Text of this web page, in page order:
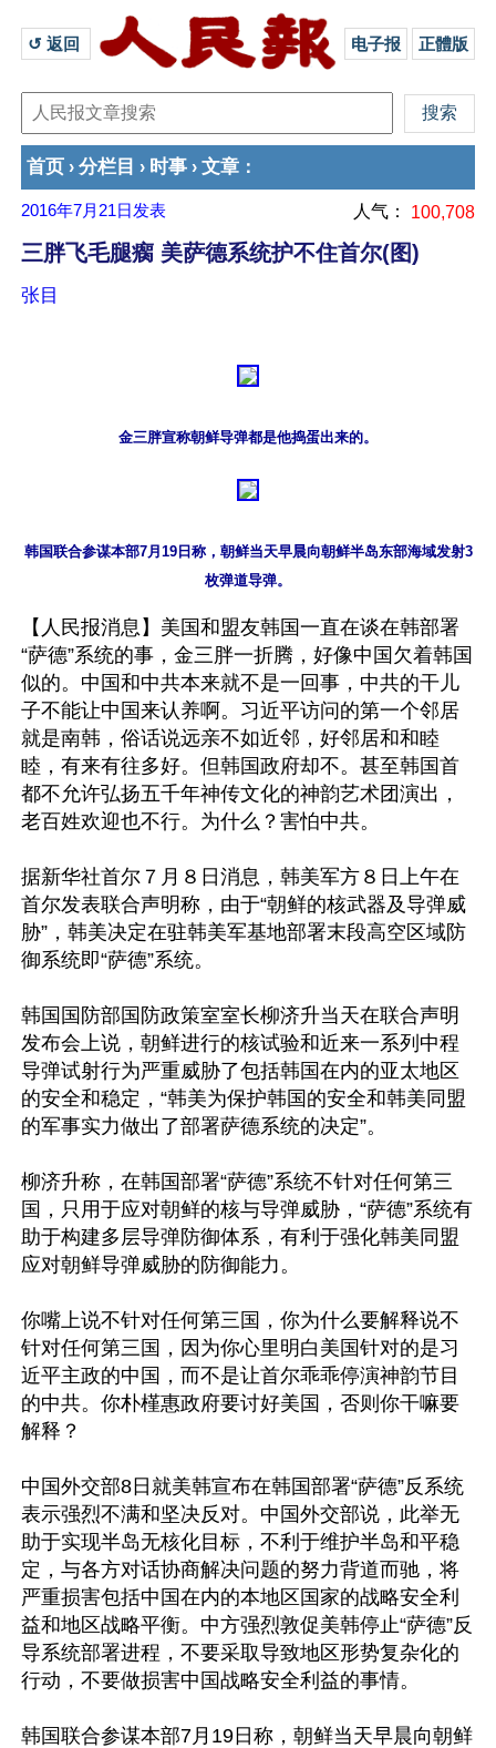
↺ 返回 电子报 正體版
首页 › 分栏目 › 时事 › 文章 ：
2016年7月21日 发表 人气： 100,708
三胖飞毛腿瘸 美萨德系统护不住首尔(图)
张目
金三胖宣称朝鲜导弹都是他捣蛋出来的。
韩国联合参谋本部7月19日称，朝鲜当天早晨向朝鲜半岛东部海域发射3
枚弹道导弹。
【人民报消息】美国和盟友韩国一直在谈在韩部署
“萨德”系统的事，金三胖一折腾，好像中国欠着韩国
似的。中国和中共本来就不是一回事，中共的干儿
子不能让中国来认养啊。习近平访问的第一个邻居
就是南韩，俗话说远亲不如近邻，好邻居和和睦
睦，有来有往多好。但韩国政府却不。甚至韩国首
都不允许弘扬五千年神传文化的神韵艺术团演出，
老百姓欢迎也不行。为什么？害怕中共。
据新华社首尔７月８日消息，韩美军方８日上午在
首尔发表联合声明称，由于“朝鲜的核武器及导弹威
胁”，韩美决定在驻韩美军基地部署末段高空区域防
御系统即“萨德”系统。
韩国国防部国防政策室室长柳济升当天在联合声明
发布会上说，朝鲜进行的核试验和近来一系列中程
导弹试射行为严重威胁了包括韩国在内的亚太地区
的安全和稳定，“韩美为保护韩国的安全和韩美同盟
的军事实力做出了部署萨德系统的决定”。
柳济升称，在韩国部署“萨德”系统不针对任何第三
国，只用于应对朝鲜的核与导弹威胁，“萨德”系统有
助于构建多层导弹防御体系，有利于强化韩美同盟
应对朝鲜导弹威胁的防御能力。
你嘴上说不针对任何第三国，你为什么要解释说不
针对任何第三国，因为你心里明白美国针对的是习
近平主政的中国，而不是让首尔乖乖停演神韵节目
的中共。你朴槿惠政府要讨好美国，否则你干嘛要
解释？
中国外交部8日就美韩宣布在韩国部署“萨德”反系统
表示强烈不满和坚决反对。中国外交部说，此举无
助于实现半岛无核化目标，不利于维护半岛和平稳
定，与各方对话协商解决问题的努力背道而驰，将
严重损害包括中国在内的本地区国家的战略安全利
益和地区战略平衡。中方强烈敦促美韩停止“萨德”反
导系统部署进程，不要采取导致地区形势复杂化的
行动，不要做损害中国战略安全利益的事情。
韩国联合参谋本部7月19日称，朝鲜当天早晨向朝鲜